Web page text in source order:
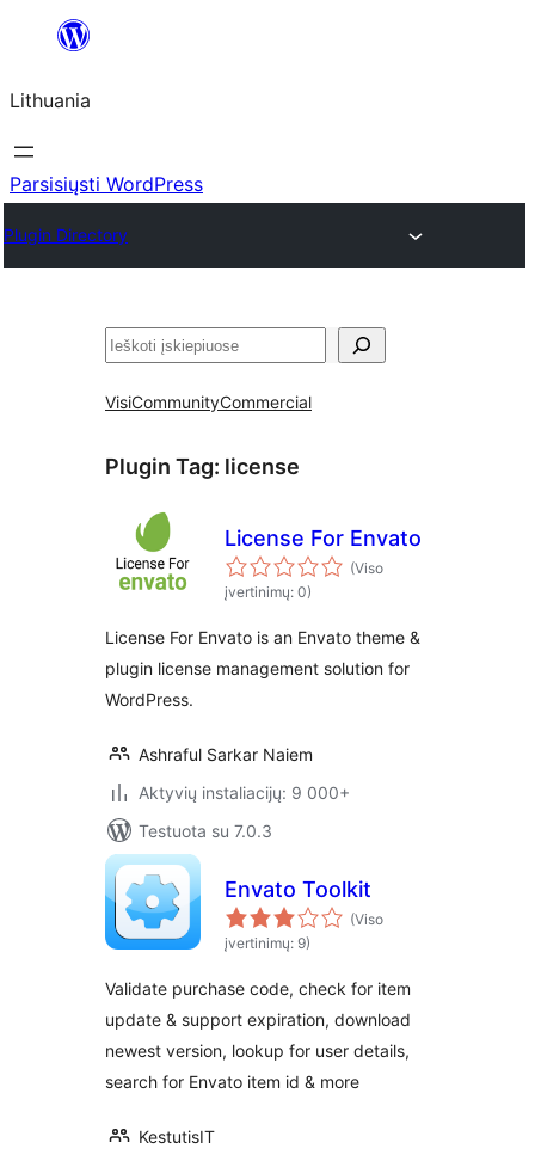
turinio
Lithuania
Parsisiųsti WordPress
Plugin Directory
Paieška
VisiCommunityCommercial
Plugin Tag: license
License For Envato
(Viso
įvertinimų: 0)
License For Envato is an Envato theme &
plugin license management solution for
WordPress.
Ashraful Sarkar Naiem
Aktyvių instaliacijų: 9 000+
Testuota su 7.0.3
Envato Toolkit
(Viso
įvertinimų: 9)
Validate purchase code, check for item
update & support expiration, download
newest version, lookup for user details,
search for Envato item id & more
KestutisIT